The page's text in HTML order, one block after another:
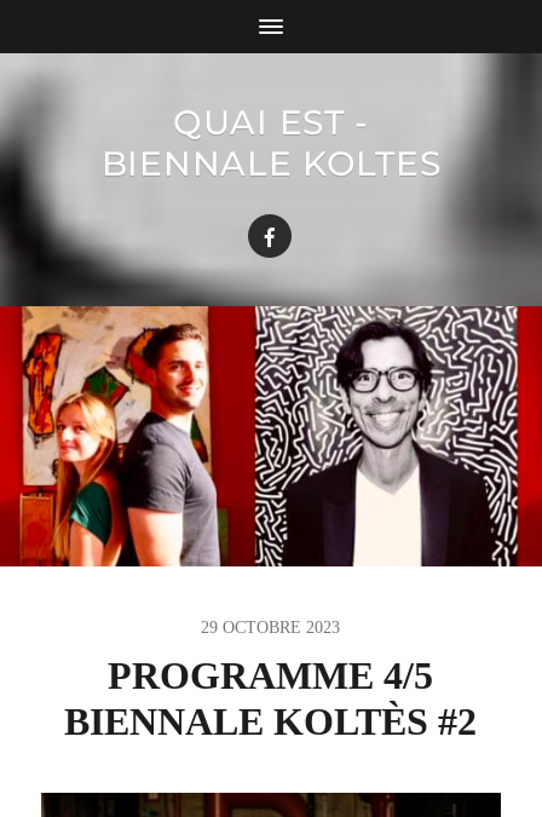
QUAI EST -
BIENNALE KOLTES
29 OCTOBRE 2023
PROGRAMME 4/5
BIENNALE KOLTÈS #2